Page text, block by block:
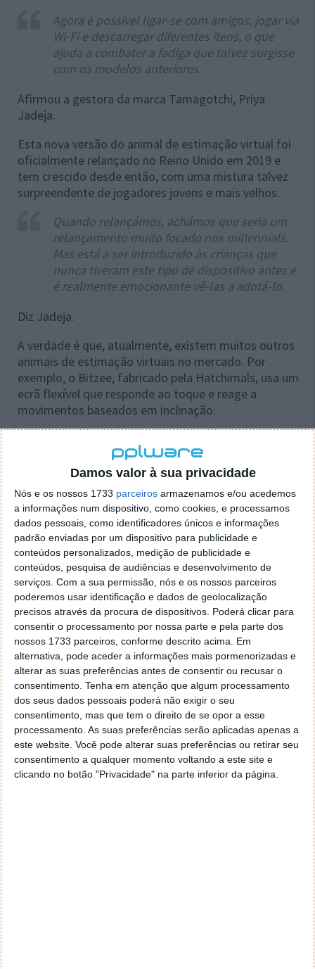
Damos valor à sua privacidade
Nós e os nossos 1733 parceiros armazenamos e/ou acedemos
a informações num dispositivo, como cookies, e processamos
dados pessoais, como identificadores únicos e informações
padrão enviadas por um dispositivo para publicidade e
conteúdos personalizados, medição de publicidade e
conteúdos, pesquisa de audiências e desenvolvimento de
serviços. Com a sua permissão, nós e os nossos parceiros
poderemos usar identificação e dados de geolocalização
precisos através da procura de dispositivos. Poderá clicar para
consentir o processamento por nossa parte e pela parte dos
nossos 1733 parceiros, conforme descrito acima. Em
alternativa, pode aceder a informações mais pormenorizadas e
alterar as suas preferências antes de consentir ou recusar o
consentimento. Tenha em atenção que algum processamento
dos seus dados pessoais poderá não exigir o seu
consentimento, mas que tem o direito de se opor a esse
processamento. As suas preferências serão aplicadas apenas a
este website. Você pode alterar suas preferências ou retirar seu
consentimento a qualquer momento voltando a este site e
clicando no botão "Privacidade" na parte inferior da página.
Agora é possível ligar-se com amigos, jogar via
Wi-Fi e descarregar diferentes itens, o que
ajuda a combater a fadiga que talvez surgisse
com os modelos anteriores.
Afirmou a gestora da marca Tamagotchi, Priya
Jadeja.
Esta nova versão do animal de estimação virtual foi
oficialmente relançado no Reino Unido em 2019 e
tem crescido desde então, com uma mistura talvez
surpreendente de jogadores jovens e mais velhos.
Quando relançámos, achámos que seria um
relançamento muito focado nos millennials.
Mas está a ser introduzido às crianças que
nunca tiveram este tipo de dispositivo antes e
é realmente emocionante vê-las a adotá-lo.
Diz Jadeja.
A verdade é que, atualmente, existem muitos outros
animais de estimação virtuais no mercado. Por
exemplo, o Bitzee, fabricado pela Hatchimals, usa um
ecrã flexível que responde ao toque e reage a
movimentos baseados em inclinação.
Entretanto, o Punirunes tem uma funcionalidade
popular em que podes colocar o dedo dentro do
brinquedo para "acariciar" o animal de estimação
virtual no ecrã. Além disso, também existem os
animais de estimação virtuais Digimon - outro ícone
dos anos 90 -, embora estes também sejam da
Bandai Namco e tenham sido originalmente criados
como uma versão do Tamagotchi para rapazes.
Só que nenhum tem o apelo do Tamagotchi, que
acabou por se tornar num fenómeno de cultura
popular.